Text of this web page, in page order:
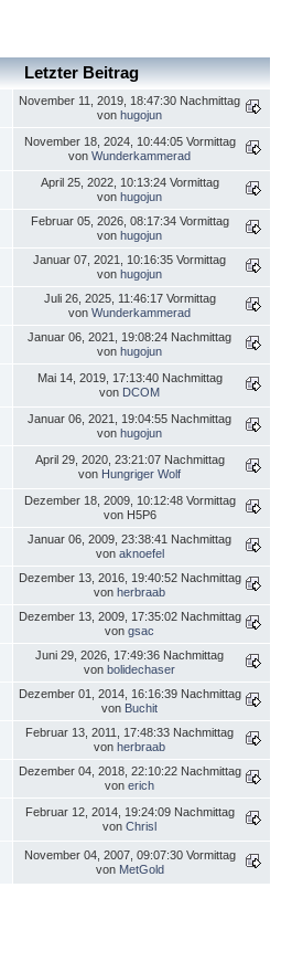
Letzter Beitrag
November 11, 2019, 18:47:30 Nachmittag
von hugojun
November 18, 2024, 10:44:05 Vormittag
von Wunderkammerad
April 25, 2022, 10:13:24 Vormittag
von hugojun
Februar 05, 2026, 08:17:34 Vormittag
von hugojun
Januar 07, 2021, 10:16:35 Vormittag
von hugojun
Juli 26, 2025, 11:46:17 Vormittag
von Wunderkammerad
Januar 06, 2021, 19:08:24 Nachmittag
von hugojun
Mai 14, 2019, 17:13:40 Nachmittag
von DCOM
Januar 06, 2021, 19:04:55 Nachmittag
von hugojun
April 29, 2020, 23:21:07 Nachmittag
von Hungriger Wolf
Dezember 18, 2009, 10:12:48 Vormittag
von H5P6
Januar 06, 2009, 23:38:41 Nachmittag
von aknoefel
Dezember 13, 2016, 19:40:52 Nachmittag
von herbraab
Dezember 13, 2009, 17:35:02 Nachmittag
von gsac
Juni 29, 2026, 17:49:36 Nachmittag
von bolidechaser
Dezember 01, 2014, 16:16:39 Nachmittag
von Buchit
Februar 13, 2011, 17:48:33 Nachmittag
von herbraab
Dezember 04, 2018, 22:10:22 Nachmittag
von erich
Februar 12, 2014, 19:24:09 Nachmittag
von Chrisl
November 04, 2007, 09:07:30 Vormittag
von MetGold